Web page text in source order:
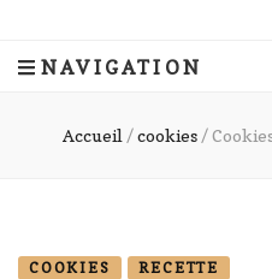
NAVIGATION
Accueil /cookies /
COOKIES RECETTE